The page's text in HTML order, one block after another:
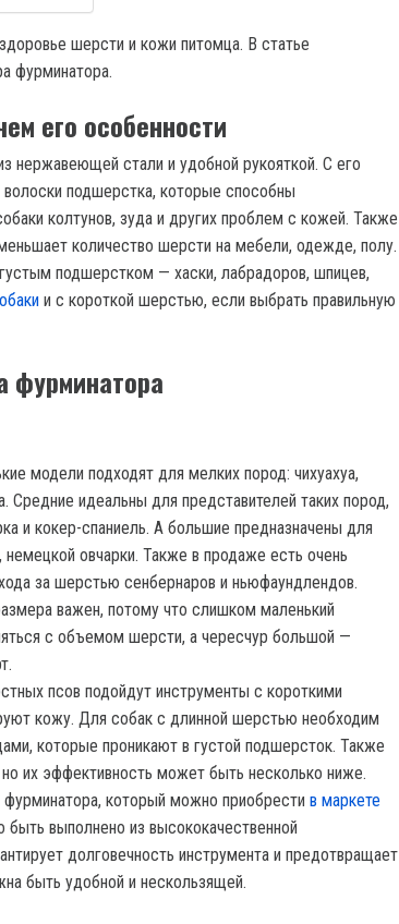
шерсти и кожи питомца. В статье
фурминатора.
его особенности
нержавеющей стали и удобной рукояткой. С его
подшерстка, которые способны
колтунов, зуда и других проблем с кожей. Также
количество шерсти на мебели, одежде, полу.
подшерстком — хаски, лабрадоров, шпицев,
и с короткой шерстью, если выбрать правильную
фурминатора
модели подходят для мелких пород: чихуахуа,
Средние идеальны для представителей таких пород,
и кокер-спаниель. А большие предназначены для
овчарки. Также в продаже есть очень
за шерстью сенбернаров и ньюфаундлендов.
важен, потому что слишком маленький
с объемом шерсти, а чересчур большой —
псов подойдут инструменты с короткими
кожу. Для собак с длинной шерстью необходим
которые проникают в густой подшерсток. Также
их эффективность может быть несколько ниже.
который можно приобрести в маркете
быть выполнено из высококачественной
долговечность инструмента и предотвращает
быть удобной и нескользящей.